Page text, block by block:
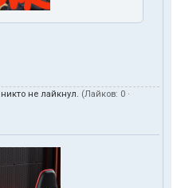
не лайкнул. (Лайков: 0 ·